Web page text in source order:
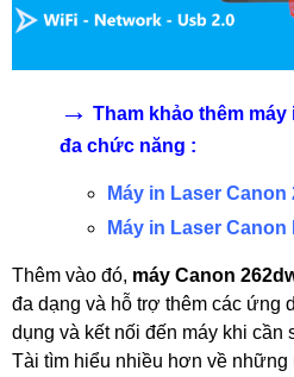
→ Tham khảo thêm
đa chức năng :
Máy in Laser Canon
Máy in Laser Canon
Thêm vào đó, máy Canon
đa dạng và hỗ trợ thêm các ứng
dụng và kết nối đến máy khi cần
Tài tìm hiểu nhiều hơn về